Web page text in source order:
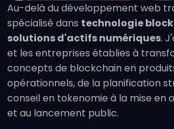
Au-delà du développement web
spécialisé dans technologie
solutions d'actifs numériques.
et les entreprises établies à
concepts de blockchain en
opérationnels, de la planification
conseil en tokenomie à la mise en
et au lancement public.